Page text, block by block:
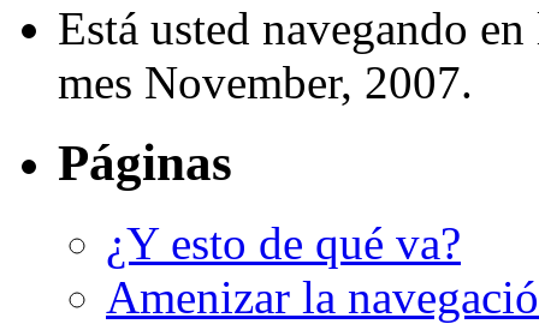
Está usted navegando
mes November, 2007.
Páginas
¿Y esto de qué va?
Amenizar la